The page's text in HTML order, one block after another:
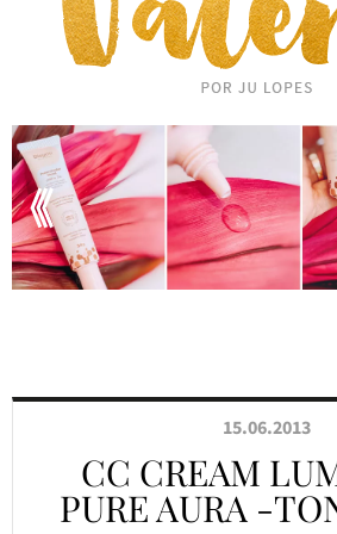
15.06.2013
CC CREAM
PURE AURA -